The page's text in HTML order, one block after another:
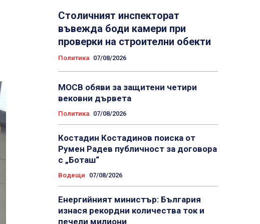
Столичният инспекторат
въвежда боди камери при
проверки на строителни обекти
Политика 07/08/2026
МОСВ обяви за защитени четири
вековни дървета
Политика 07/08/2026
Костадин Костадинов поиска от
Румен Радев публичност за договора
с „Боташ“
Водещи 07/08/2026
Енергийният министър: България
изнася рекордни количества ток и
печели милиони